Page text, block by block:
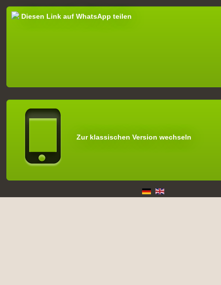
Diesen Link auf WhatsApp teilen
Zur klassischen Version wechseln